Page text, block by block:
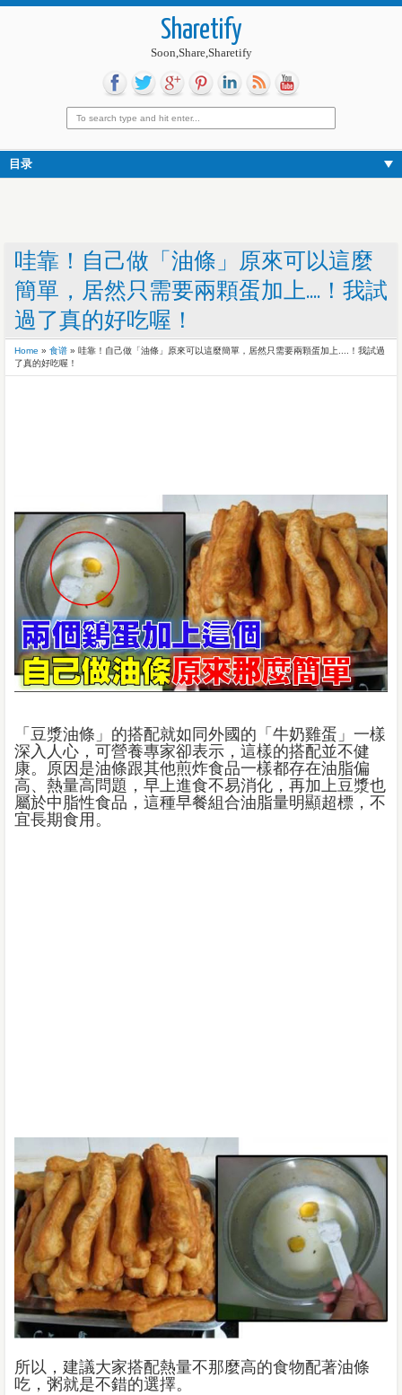
Sharetify
Soon,Share,Sharetify
目录
哇靠！自己做「油條」原來可以這麼
簡單，居然只需要兩顆蛋加上....！我試
過了真的好吃喔！
Home » 食谱 » 哇靠！自己做「油條」原來可以這麼簡單，居然只需要兩顆蛋加上....！我試過
了真的好吃喔！
「豆漿油條」的搭配就如同外國的「牛奶雞蛋」一樣
深入人心，可營養專家卻表示，這樣的搭配並不健
康。原因是油條跟其他煎炸食品一樣都存在油脂偏
高、熱量高問題，早上進食不易消化，再加上豆漿也
屬於中脂性食品，這種早餐組合油脂量明顯超標，不
宜長期食用。
所以，建議大家搭配熱量不那麼高的食物配著油條
吃，粥就是不錯的選擇。